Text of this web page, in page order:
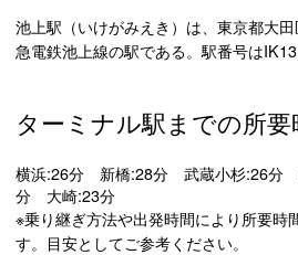
池上駅（いけがみえき）は、東京都大
急電鉄池上線の駅である。駅番号はIK13
ターミナル駅までの所要
横浜:26分 新橋:28分 武蔵小杉:26分
分 大崎:23分
※乗り継ぎ方法や出発時間により所要時
す。目安としてご参考ください。